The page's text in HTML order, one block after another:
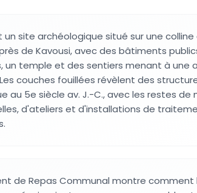
un site archéologique situé sur une
de Kavousi, avec des bâtiments
un temple et des sentiers menant à une
couches fouillées révèlent des
au 5e siècle av. J.-C., avec les restes de
d'ateliers et d'installations de
de Repas Communal montre comment